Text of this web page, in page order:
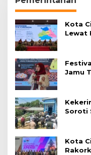
Kota
Lewat
Jamu
Soroti
Kota